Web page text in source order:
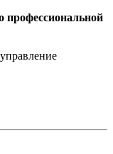
профессиональной